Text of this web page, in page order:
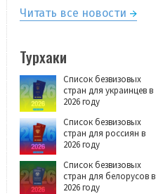
Читать все новости
Турхаки
Список безвизовых
стран для украинцев в
2026 году
Список безвизовых
стран для россиян в
2026 году
Список безвизовых
стран для белорусов в
2026 году